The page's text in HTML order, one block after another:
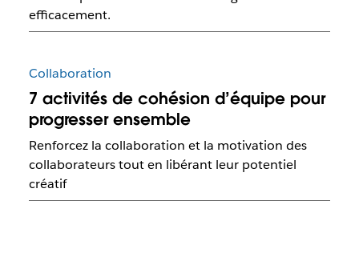
efficacement.
Collaboration
7 activités de cohésion d’équipe pour
progresser ensemble
Renforcez la collaboration et la motivation des
collaborateurs tout en libérant leur potentiel
créatif